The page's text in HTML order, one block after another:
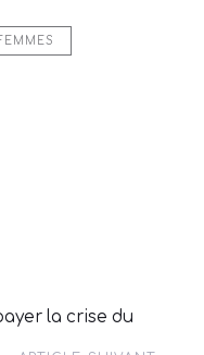
la crise du